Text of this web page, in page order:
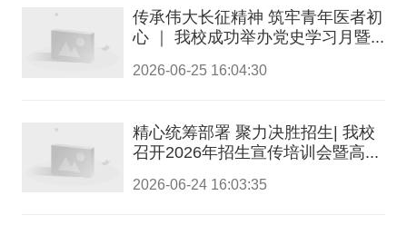
传承伟大长征精神 筑牢青年医者初
心 ｜ 我校成功举办党史学习月暨...
2026-06-25 16:04:30
精心统筹部署 聚力决胜招生| 我校
召开2026年招生宣传培训会暨高...
2026-06-24 16:03:35